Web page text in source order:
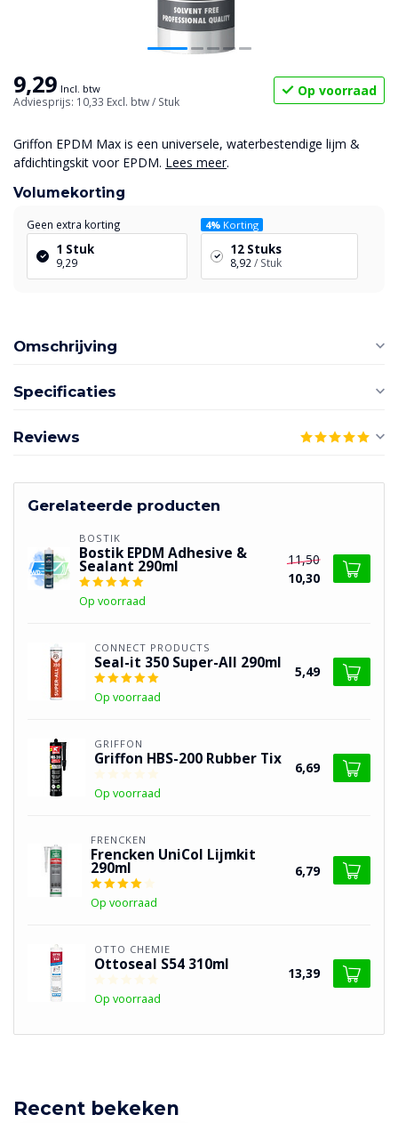
9,29 Incl. btw
Adviesprijs: 10,33 Excl. btw/ Stuk
Op voorraad
Griffon EPDM Max is een universele, waterbestendige lijm &
afdichtingskit voor EPDM. Lees meer.
Volumekorting
Geen extra korting
1 Stuk
9,29
4% Korting
12 Stuks
8,92/ Stuk
Omschrijving
Specificaties
Reviews
Gerelateerde producten
BOSTIK
Bostik EPDM Adhesive &
Sealant 290ml
Op voorraad
11,50
10,30
CONNECT PRODUCTS
Seal-it 350 Super-All 290ml
Op voorraad
5,49
GRIFFON
Griffon HBS-200 Rubber Tix
Op voorraad
6,69
FRENCKEN
Frencken UniCol Lijmkit
290ml
Op voorraad
6,79
OTTO CHEMIE
Ottoseal S54 310ml
Op voorraad
13,39
Recent bekeken